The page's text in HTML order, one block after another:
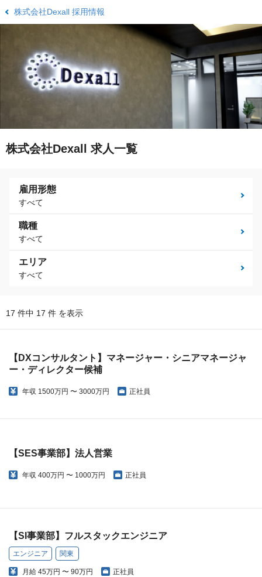
株式会社Dexall 採用情報
株式会社Dexall 求人一覧
雇用形態
すべて
職種
すべて
エリア
すべて
17 件中 17 件 を表示
【DXコンサルタント】マネージャー・シニアマネージャ
ー・ディレクター候補
年収 1500万円 〜 3000万円 正社員
【SES事業部】法人営業
年収 400万円 〜 1000万円 正社員
【SI事業部】フルスタックエンジニア
エンジニア 関東
月給 45万円 〜 90万円 正社員